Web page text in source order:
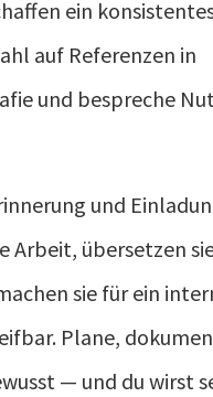
ein
auf Referenzen in
und bespreche
und
Arbeit, übersetzen
sie für ein
Plane,
— und du wirst